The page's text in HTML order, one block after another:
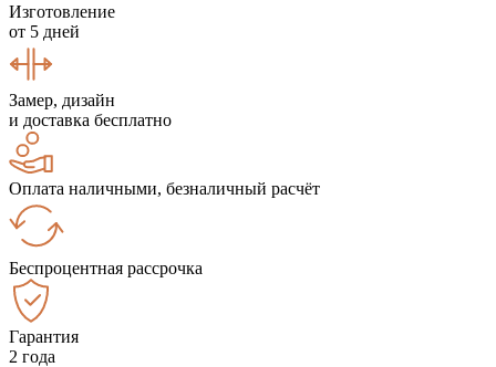
Изготовление
от 5 дней
Замер, дизайн
и доставка бесплатно
Оплата наличными, безналичный расчёт
Беспроцентная рассрочка
Гарантия
2 года